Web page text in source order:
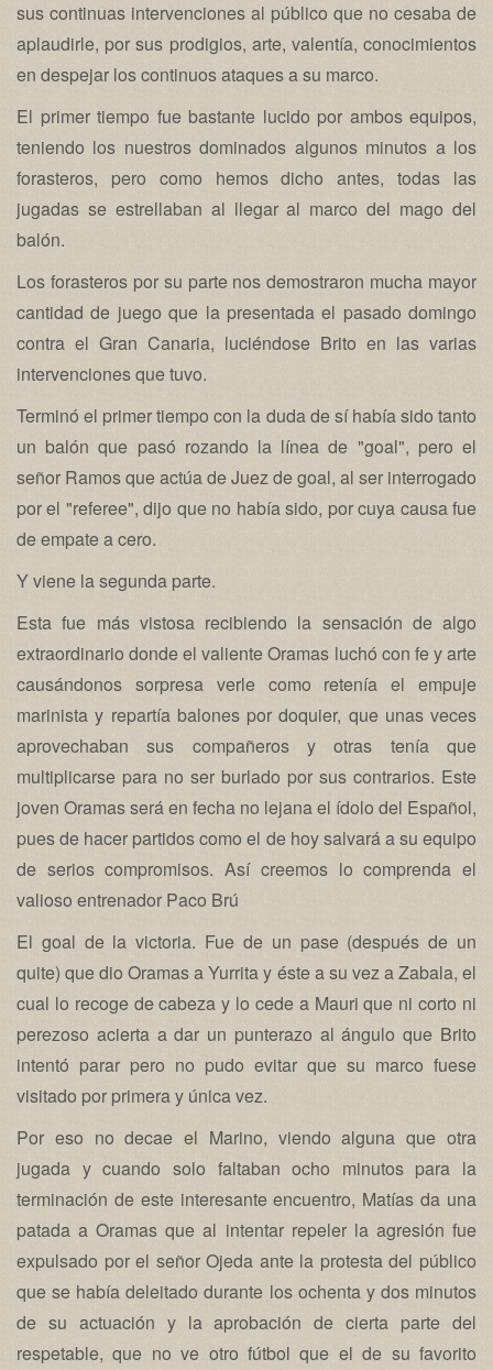
sus continuas intervenciones al público que no cesaba de
aplaudirle, por sus prodigios, arte, valentía, conocimientos
en despejar los continuos ataques a su marco.
El primer tiempo fue bastante lucido por ambos equipos,
teniendo los nuestros dominados algunos minutos a los
forasteros, pero como hemos dicho antes, todas las
jugadas se estrellaban al llegar al marco del mago del
balón.
Los forasteros por su parte nos demostraron mucha mayor
cantidad de juego que la presentada el pasado domingo
contra el Gran Canaria, luciéndose Brito en las varias
intervenciones que tuvo.
Terminó el primer tiempo con la duda de sí había sido tanto
un balón que pasó rozando la línea de "goal", pero el
señor Ramos que actúa de Juez de goal, al ser interrogado
por el "referee", dijo que no había sido, por cuya causa fue
de empate a cero.
Y viene la segunda parte.
Esta fue más vistosa recibiendo la sensación de algo
extraordinario donde el valiente Oramas luchó con fe y arte
causándonos sorpresa verle como retenía el empuje
marinista y repartía balones por doquier, que unas veces
aprovechaban sus compañeros y otras tenía que
multiplicarse para no ser burlado por sus contrarios. Este
joven Oramas será en fecha no lejana el ídolo del Español,
pues de hacer partidos como el de hoy salvará a su equipo
de serios compromisos. Así creemos lo comprenda el
valioso entrenador Paco Brú
El goal de la victoria. Fue de un pase (después de un
quite) que dio Oramas a Yurrita y éste a su vez a Zabala, el
cual lo recoge de cabeza y lo cede a Mauri que ni corto ni
perezoso acierta a dar un punterazo al ángulo que Brito
intentó parar pero no pudo evitar que su marco fuese
visitado por primera y única vez.
Por eso no decae el Marino, viendo alguna que otra
jugada y cuando solo faltaban ocho minutos para la
terminación de este interesante encuentro, Matías da una
patada a Oramas que al intentar repeler la agresión fue
expulsado por el señor Ojeda ante la protesta del público
que se había deleitado durante los ochenta y dos minutos
de su actuación y la aprobación de cierta parte del
respetable, que no ve otro fútbol que el de su favorito